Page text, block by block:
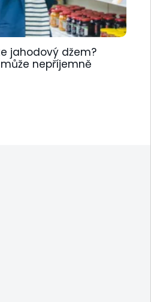
jahodový džem?
nepříjemně